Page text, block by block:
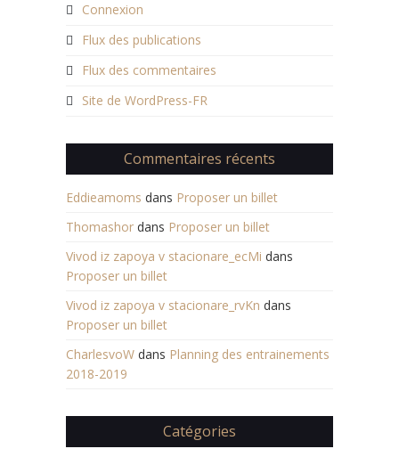
Connexion
Flux des publications
Flux des commentaires
Site de WordPress-FR
Commentaires récents
Eddieamoms dans Proposer un billet
Thomashor dans Proposer un billet
Vivod iz zapoya v stacionare_ecMi dans
Proposer un billet
Vivod iz zapoya v stacionare_rvKn dans
Proposer un billet
CharlesvoW dans Planning des entrainements
2018-2019
Catégories